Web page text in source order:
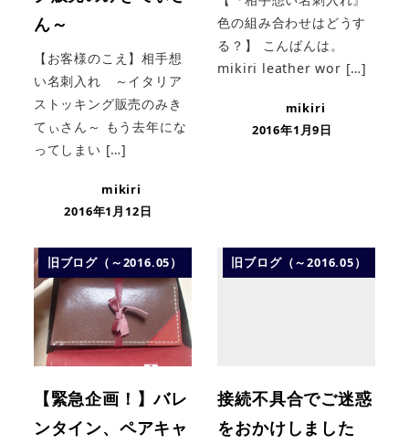
ん～
【お客様のこえ】相手想
い名刺入れ ～イタリア
ストッキング販売のみき
てぃさん～ もう去年にな
ってしまい […]
mikiri
2016年1月12日
色の組み合わせはどうす
る？】 こんばんは。
mikiri leather wor […]
mikiri
2016年1月9日
旧ブログ（～2016.05）
【緊急企画！】バレ
ンタイン、ペアキャ
旧ブログ（～2016.05）
接続不具合でご迷惑
をおかけしました